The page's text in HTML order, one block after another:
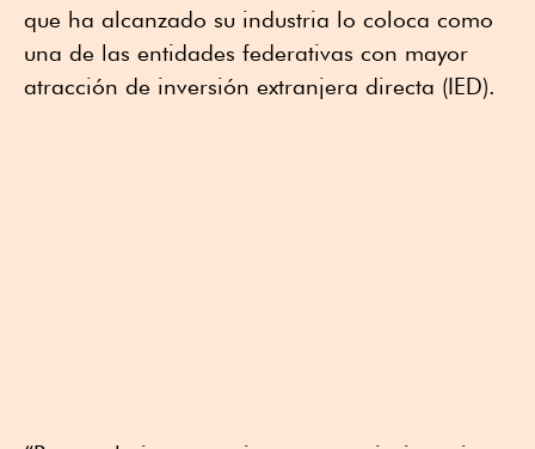
que ha alcanzado su industria lo coloca como
una de las entidades federativas con mayor
atracción de inversión extranjera directa (IED).